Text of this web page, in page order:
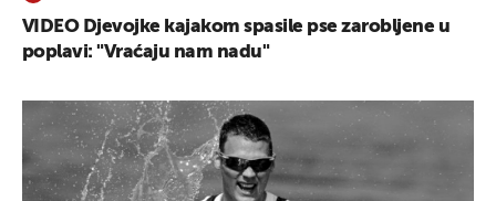
VIDEO Djevojke kajakom spasile pse zarobljene u
poplavi: "Vraćaju nam nadu"